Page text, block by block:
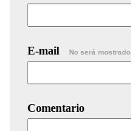
E-mail No será mostrado.
Comentario